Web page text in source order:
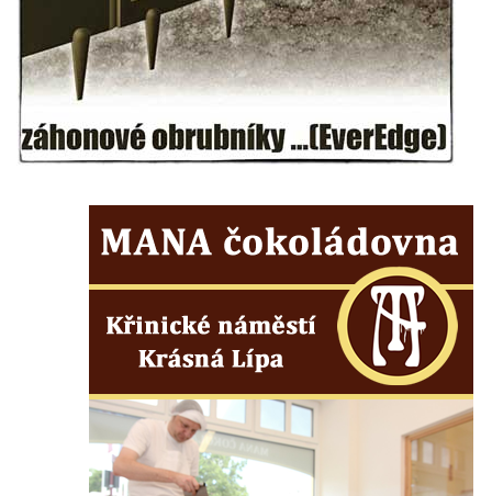
Památník obětem holokaustu v Lipové ulici
v Duchcově
Pomník obětem válek v Jeníkově
kapli Panny Marie v Lahošti
Mikulášovicích
Pomník obětem bombardování 8. 5. 1945 v
Základní škole Tyršova v Rumburku
Socha Nepokořený v parku Rumburské
Pamětní deska obětem holokaustu u
židovského hřbitova v Kovanicích
Pamětní deska legionářům na Obecním